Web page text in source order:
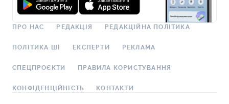
ПРО НАС РЕДАКЦІЯ РЕДАКЦІЙНА ПОЛІТИКА
ПОЛІТИКА ШІ ЕКСПЕРТИ РЕКЛАМА
СПЕЦПРОЄКТИ ПРАВИЛА КОРИСТУВАННЯ
КОНФІДЕНЦІЙНІСТЬ КОНТАКТИ